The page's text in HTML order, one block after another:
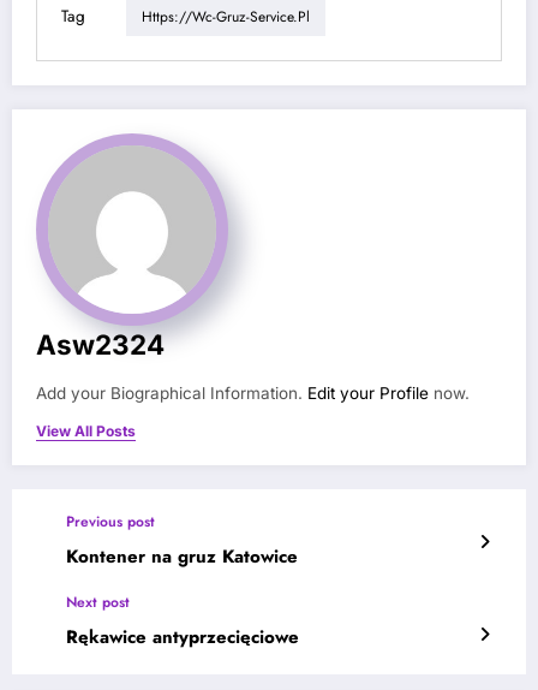
Tag Https://wc-Gruz-Service.pl
Asw2324
Add your Biographical Information. Edit your Profile now.
View All Posts
Previous post
Kontener na gruz Katowice
Next post
Rękawice antyprzecięciowe